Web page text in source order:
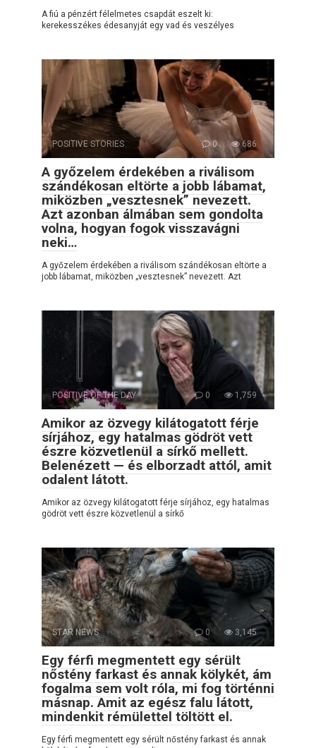
A fiú a pénzért félelmetes csapdát eszelt ki:
kerekesszékes édesanyját egy vad és veszélyes
POSITIVE STORIES 0 686
A győzelem érdekében a riválisom
szándékosan eltörte a jobb lábamat,
miközben „vesztesnek” nevezett.
Azt azonban álmában sem gondolta
volna, hogyan fogok visszavágni
neki…
A győzelem érdekében a riválisom szándékosan eltörte a
jobb lábamat, miközben „vesztesnek” nevezett. Azt
POSITIVE OF THE DAY 0 1,759
Amikor az özvegy kilátogatott férje
sírjához, egy hatalmas gödröt vett
észre közvetlenül a sírkő mellett.
Belenézett — és elborzadt attól, amit
odalent látott.
Amikor az özvegy kilátogatott férje sírjához, egy hatalmas
gödröt vett észre közvetlenül a sírkő
STAR NEWS 0 3,145
Egy férfi megmentett egy sérült
nőstény farkast és annak kölykét, ám
fogalma sem volt róla, mi fog történni
másnap. Amit az egész falu látott,
mindenkit rémülettel töltött el.
Egy férfi megmentett egy sérült nőstény farkast és annak